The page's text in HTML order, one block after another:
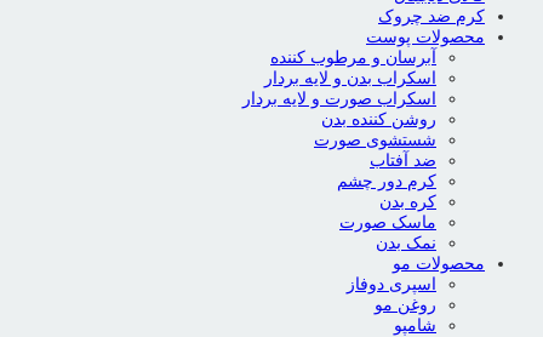
کرم ضد چروک
محصولات پوست
آبرسان و مرطوب کننده
اسکراب بدن و لایه بردار
اسکراب صورت و لایه بردار
روشن کننده بدن
شستشوی صورت
ضد آفتاب
کرم دور چشم
کره بدن
ماسک صورت
نمک بدن
محصولات مو
اسپری دوفاز
روغن مو
شامپو